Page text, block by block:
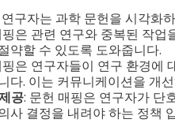
구자는 과학 문헌을 시각화
은 관련 연구와 중복된 작
약할 수 있도록 도와줍니다.
은 연구자들이 연구 환경에
다. 이는 커뮤니케이션을 개
공: 문헌 매핑은 연구자가 단
사 결정을 내려야 하는 정책